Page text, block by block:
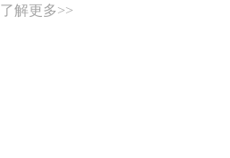
了解更多>>